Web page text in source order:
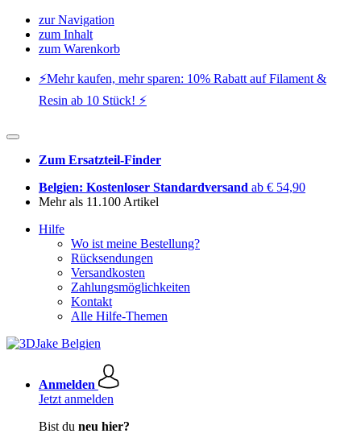
zur Navigation
zum Inhalt
zum Warenkorb
⚡️Mehr kaufen, mehr sparen: 10% Rabatt auf Filament &
Resin ab 10 Stück! ⚡️
Zum Ersatzteil-Finder
Belgien: Kostenloser Standardversand ab € 54,90
Mehr als 11.100 Artikel
Hilfe
Wo ist meine Bestellung?
Rücksendungen
Versandkosten
Zahlungsmöglichkeiten
Kontakt
Alle Hilfe-Themen
Anmelden
Jetzt anmelden
Bist du neu hier?